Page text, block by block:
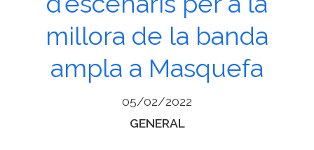
millora de la banda
ampla a Masquefa
05/02/2022
Categories
GENERAL